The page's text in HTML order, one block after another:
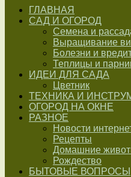
ГЛАВНАЯ
САД И ОГОРОД
Семена и
Выращивание
Болезни и
Теплицы и
ИДЕИ ДЛЯ САДА
Цветник
ТЕХНИКА И
ОГОРОД НА ОКНЕ
РАЗНОЕ
Новости
Рецепты
Домашние
Рождество
БЫТОВЫЕ ВОПРОСЫ